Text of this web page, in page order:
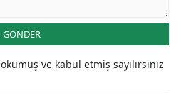
GÖNDER
okumuş ve kabul etmiş sayılırsınız